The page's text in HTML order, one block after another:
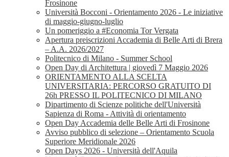
Frosinone
Università Bocconi - Orientamento 2026 - Le iniziative
di maggio-giugno-luglio
Un pomeriggio a #Economia Tor Vergata
Apertura preiscrizioni Accademia di Belle Arti di Brera
– A.A. 2026/2027
Politecnico di Milano - Summer School
Open Day di Architettura | giovedì 7 Maggio 2026
ORIENTAMENTO ALLA SCELTA
UNIVERSITARIA: PERCORSO GRATUITO DI
26h PRESSO IL POLITECNICO DI MILANO
Dipartimento di Scienze politiche dell'Università
Sapienza di Roma - Attività di orientamento
Open Day Accademia delle Belle Arti di Frosinone
Avviso pubblico di selezione – Orientamento Scuola
Superiore Meridionale 2026
Open Days 2026 - Università dell'Aquila